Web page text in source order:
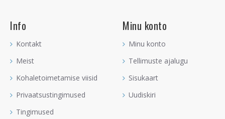
Info
Kontakt
Meist
Kohaletoimetamise viisid
Privaatsustingimused
Tingimused
Minu konto
Minu konto
Tellimuste ajalugu
Sisukaart
Uudiskiri